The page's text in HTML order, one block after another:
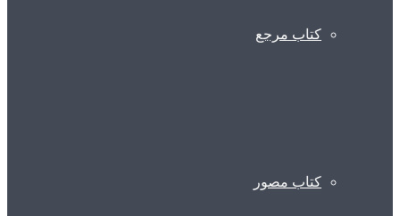
کتاب مرجع
کتاب مصور